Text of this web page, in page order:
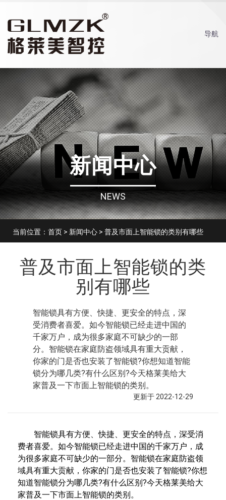
导航
新闻中心
NEWS
当前位置： 首页 > 新闻中心 > 普及市面上智能锁的类别有哪些
普及市面上智能锁的类
别有哪些
智能锁具有方便、快捷、更安全的特点，深
受消费者喜爱。如今智能锁已经走进中国的
千家万户，成为很多家庭不可缺少的一部
分。智能锁在家庭防盗领域具有重大贡献，
你家的门是否也安装了智能锁?你想知道智能
锁分为哪几类?有什么区别?今天格莱美给大
家普及一下市面上智能锁的类别。
更新于 2022-12-29
智能锁具有方便、快捷、更安全的特点，深受消
费者喜爱。如今智能锁已经走进中国的千家万户，成
为很多家庭不可缺少的一部分。智能锁在家庭防盗领
域具有重大贡献，你家的门是否也安装了智能锁?你想
知道智能锁分为哪几类?有什么区别?今天格莱美给大
家普及一下市面上智能锁的类别。